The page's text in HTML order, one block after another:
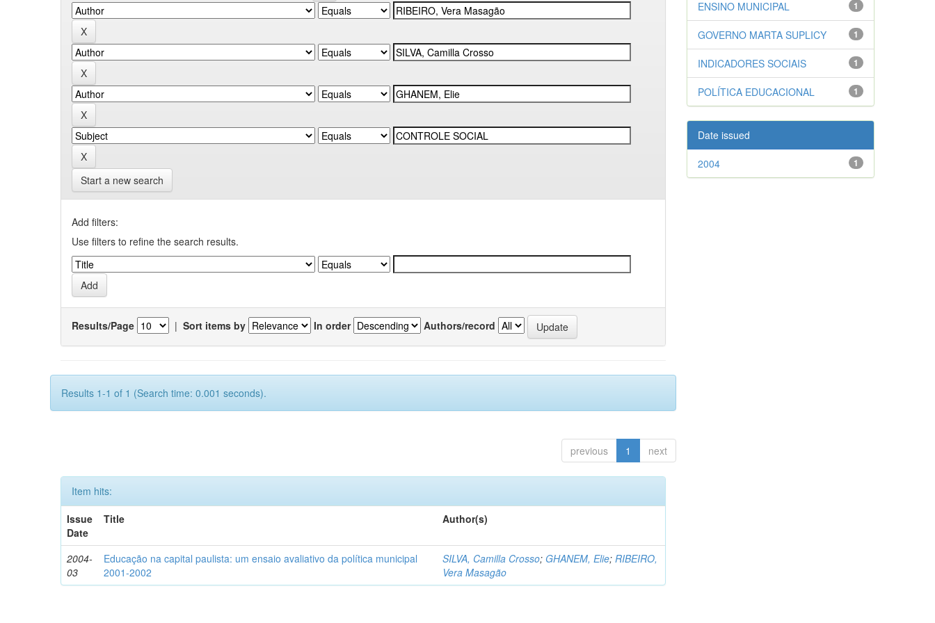
Start a new search
Add filters:
Use filters to refine the search results.
Results/Page | Sort items by In order Authors/record
Results 1-1 of 1 (Search time: 0.001 seconds).
previous 1 next
Item hits:
Issue
Date
Title Author(s)
2004-
03
Educação na capital paulista: um ensaio avaliativo da política municipal
2001-2002
SILVA, Camilla Crosso; GHANEM, Elie; RIBEIRO,
Vera Masagão
1
ENSINO MUNICIPAL
1
GOVERNO MARTA SUPLICY
1
INDICADORES SOCIAIS
1
POLÍTICA EDUCACIONAL
Date issued
1
2004